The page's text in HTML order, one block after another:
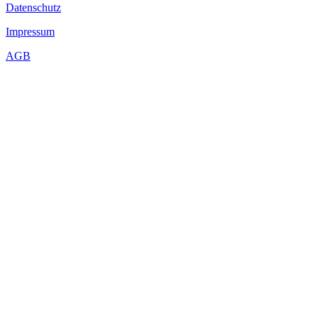
Datenschutz
Impressum
AGB